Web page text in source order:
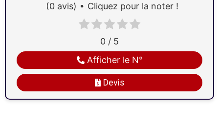
Devis
Afficher le N°
0 / 5
(0 avis) Cliquez pour la noter !